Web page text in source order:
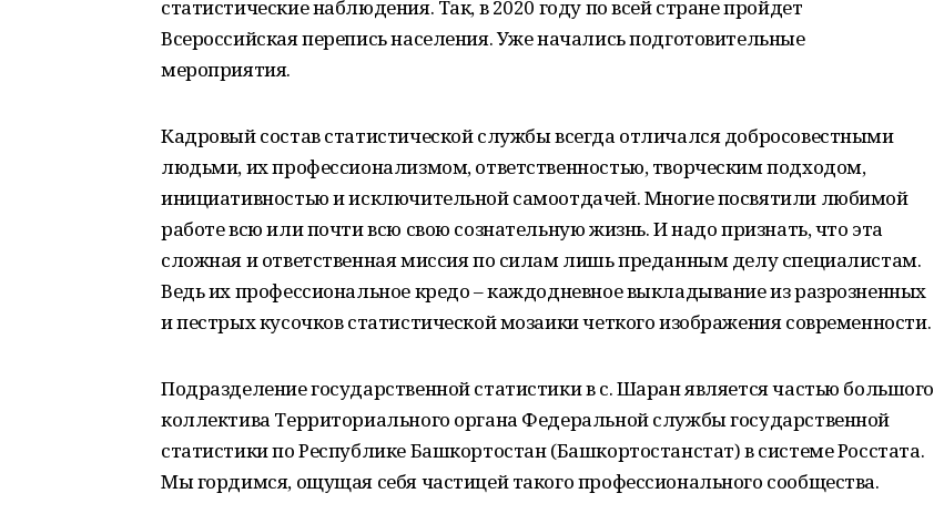
статистические наблюдения. Так, в 2020 году по всей стране пройдет
Всероссийская перепись населения. Уже начались подготовительные
мероприятия.
Кадровый состав статистической службы всегда отличался добросовестными
людьми, их профессионализмом, ответственностью, творческим подходом,
инициативностью и исключительной самоотдачей. Многие посвятили любимой
работе всю или почти всю свою сознательную жизнь. И надо признать, что эта
сложная и ответственная миссия по силам лишь преданным делу специалистам.
Ведь их профессиональное кредо – каждодневное выкладывание из разрозненных
и пестрых кусочков статистической мозаики четкого изображения современности.
Подразделение государственной статистики в с. Шаран является частью большого
коллектива Территориального органа Федеральной службы государственной
статистики по Республике Башкортостан (Башкортостанстат) в системе Росстата.
Мы гордимся, ощущая себя частицей такого профессионального сообщества.